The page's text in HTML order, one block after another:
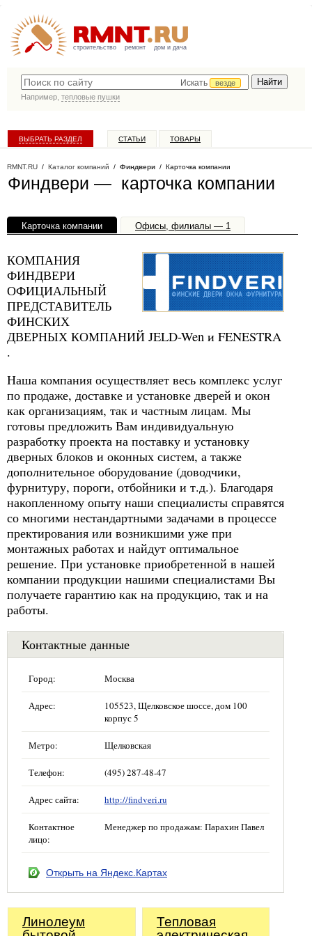
строительство ремонт дом и дача
Искать
везде
Например, тепловые пушки
ВЫБРАТЬ РАЗДЕЛ СТАТЬИ ТОВАРЫ
RMNT.RU / Каталог компаний / Финдвери / Карточка компании
Финдвери — карточка компании
Карточка компании Офисы, филиалы — 1
КОМПАНИЯ
ФИНДВЕРИ
ОФИЦИАЛЬНЫЙ
ПРЕДСТАВИТЕЛЬ
ФИНСКИХ
ДВЕРНЫХ КОМПАНИЙ JELD-Wen и FENESTRA
.
Наша компания осуществляет весь комплекс услуг
по продаже, доставке и установке дверей и окон
как организациям, так и частным лицам. Мы
готовы предложить Вам индивидуальную
разработку проекта на поставку и установку
дверных блоков и оконных систем, а также
дополнительное оборудование (доводчики,
фурнитуру, пороги, отбойники и т.д.). Благодаря
накопленному опыту наши специалисты справятся
со многими нестандартными задачами в процессе
пректирования или возникшими уже при
монтажных работах и найдут оптимальное
решение. При установке приобретенной в нашей
компании продукции нашими специалистами Вы
получаете гарантию как на продукцию, так и на
работы.
Контактные данные
Город: Москва
Адрес:
105523, Щелковское шоссе, дом 100
корпус 5
Метро: Щелковская
Телефон: (495) 287-48-47
Адрес сайта: http://findveri.ru
Контактное
лицо:
Менеджер по продажам: Парахин Павел
Открыть на Яндекс.Картах
Линолеум
Тепловая